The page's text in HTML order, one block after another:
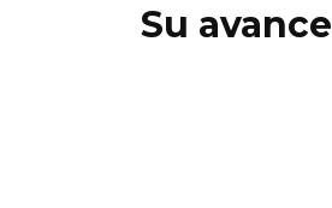
Su